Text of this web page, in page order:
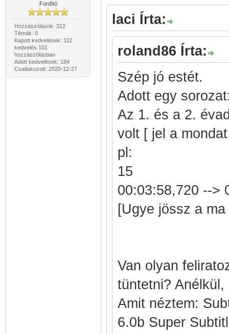
Fordító
Hozzászólások: 312
Témák: 0
Kapott kedvelések: 112
kedvelés 101
hozzászólásban
Adott kedvelések: 184
Csatlakozott: 2020-12-27
laci Írta:
roland86 Írta:
Szép jó estét.
Adott egy
Az 1. és a 2.
volt [ jel a
pl:
15
00:03:58,720 -->
[Ugye jössz a
Van olyan
tüntetni?
Amit néztem:
6.0b Super